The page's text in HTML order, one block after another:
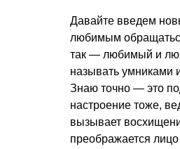
Давайте введем
любимым
так — любимый и
называть умниками
Знаю точно — это
настроение тоже,
вызывает
преображается лицо